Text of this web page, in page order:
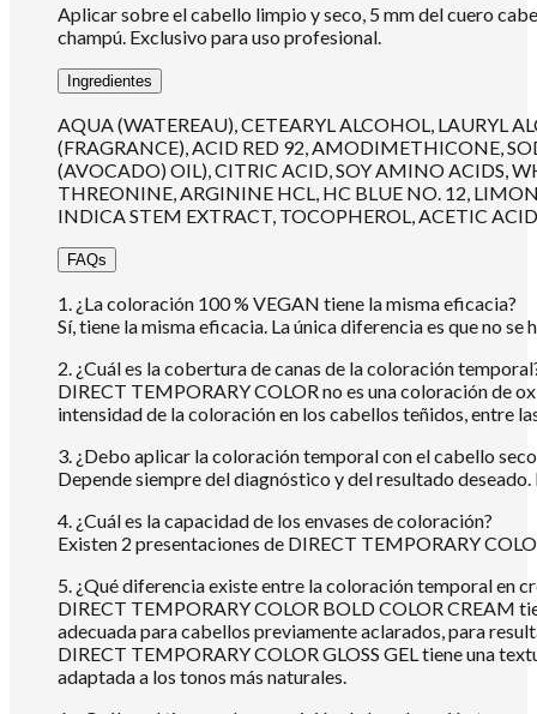
Aplicar sobre el cabello limpio y seco, 5 mm del cuero
champú. Exclusivo para uso profesional.
Ingredientes
AQUA (WATEREAU), CETEARYL ALCOHOL, LAURYL
(FRAGRANCE), ACID RED 92, AMODIMETHICONE,
(AVOCADO) OIL), CITRIC ACID, SOY AMINO ACIDS,
THREONINE, ARGININE HCL, HC BLUE NO. 12,
INDICA STEM EXTRACT, TOCOPHEROL, ACETIC
FAQs
1. ¿La coloración 100 % VEGAN tiene la misma eficacia?
Sí, tiene la misma eficacia. La única diferencia es que no
2. ¿Cuál es la cobertura de canas de la coloración
DIRECT TEMPORARY COLOR no es una coloración de
intensidad de la coloración en los cabellos teñidos, entre
3. ¿Debo aplicar la coloración temporal con el cabello
Depende siempre del diagnóstico y del resultado
4. ¿Cuál es la capacidad de los envases de coloración?
Existen 2 presentaciones de DIRECT TEMPORARY
5. ¿Qué diferencia existe entre la coloración temporal en
DIRECT TEMPORARY COLOR BOLD COLOR CREAM
adecuada para cabellos previamente aclarados, para
DIRECT TEMPORARY COLOR GLOSS GEL tiene una
adaptada a los tonos más naturales.